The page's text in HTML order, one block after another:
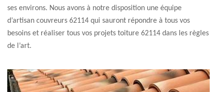
ses environs. Nous avons à notre disposition une équipe
d’artisan couvreurs 62114 qui sauront répondre à tous vos
besoins et réaliser tous vos projets toiture 62114 dans les règles
de l’art.